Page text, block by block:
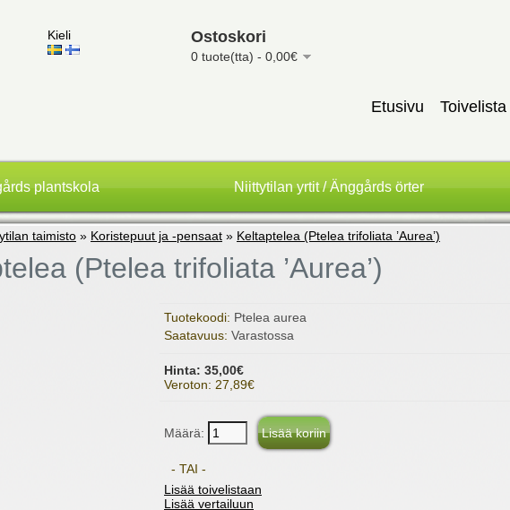
Kieli Ostoskori
0 tuote(tta) - 0,00€
Etusivu Toivelista
plantskola Niittytilan yrtit / Änggårds örter
taimisto » Koristepuut ja -pensaat » Keltaptelea (Ptelea trifoliata ’Aurea’)
(Ptelea trifoliata ’Aurea’)
Tuotekoodi: Ptelea aurea
Saatavuus: Varastossa
Hinta: 35,00€
Veroton: 27,89€
Määrä:
- TAI -
Lisää toivelistaan
Lisää vertailuun